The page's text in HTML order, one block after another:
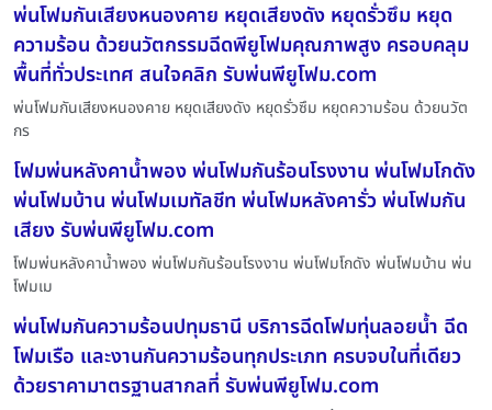
พ่นโฟมกันเสียงหนองคาย หยุดเสียงดัง หยุดรั่วซึม หยุด
ความร้อน ด้วยนวัตกรรมฉีดพียูโฟมคุณภาพสูง ครอบคลุม
พื้นที่ทั่วประเทศ สนใจคลิก รับพ่นพียูโฟม.com
พ่นโฟมกันเสียงหนองคาย หยุดเสียงดัง หยุดรั่วซึม หยุดความร้อน ด้วยนวัต
กร
โฟมพ่นหลังคาน้ำพอง พ่นโฟมกันร้อนโรงงาน พ่นโฟมโกดัง
พ่นโฟมบ้าน พ่นโฟมเมทัลชีท พ่นโฟมหลังคารั่ว พ่นโฟมกัน
เสียง รับพ่นพียูโฟม.com
โฟมพ่นหลังคาน้ำพอง พ่นโฟมกันร้อนโรงงาน พ่นโฟมโกดัง พ่นโฟมบ้าน พ่น
โฟมเม
พ่นโฟมกันความร้อนปทุมธานี บริการฉีดโฟมทุ่นลอยน้ำ ฉีด
โฟมเรือ และงานกันความร้อนทุกประเภท ครบจบในที่เดียว
ด้วยราคามาตรฐานสากลที่ รับพ่นพียูโฟม.com